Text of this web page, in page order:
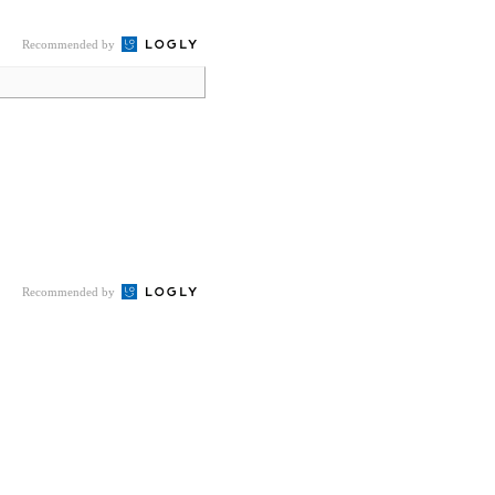
Recommended by
Recommended by